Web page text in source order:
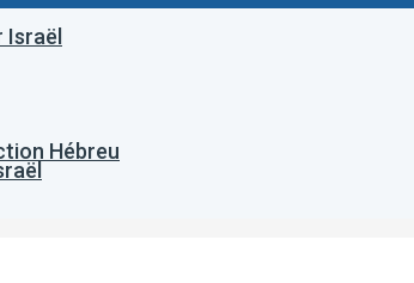
Hébreu